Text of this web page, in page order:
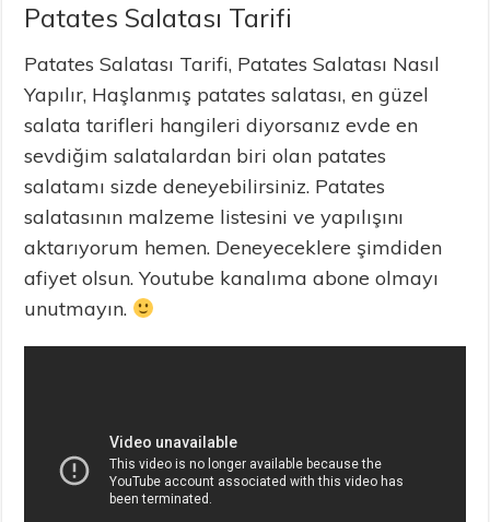
Patates Salatası Tarifi
Patates Salatası Tarifi, Patates Salatası Nasıl
Yapılır, Haşlanmış patates salatası, en güzel
salata tarifleri hangileri diyorsanız evde en
sevdiğim salatalardan biri olan patates
salatamı sizde deneyebilirsiniz. Patates
salatasının malzeme listesini ve yapılışını
aktarıyorum hemen. Deneyeceklere şimdiden
afiyet olsun. Youtube kanalıma abone olmayı
unutmayın.